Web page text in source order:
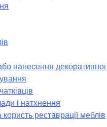
нанесення
і натхнення
реставрації меблів